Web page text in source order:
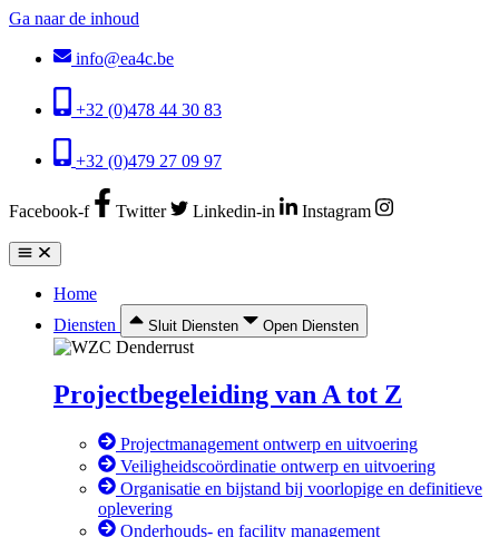
Ga naar de inhoud
info@ea4c.be
+32 (0)478 44 30 83
+32 (0)479 27 09 97
Facebook-f Twitter Linkedin-in Instagram
Home
Diensten
Sluit Diensten Open Diensten
Projectbegeleiding van A tot Z
Projectmanagement ontwerp en uitvoering
Veiligheidscoördinatie ontwerp en uitvoering
Organisatie en bijstand bij voorlopige en definitieve
oplevering
Onderhouds- en facility management